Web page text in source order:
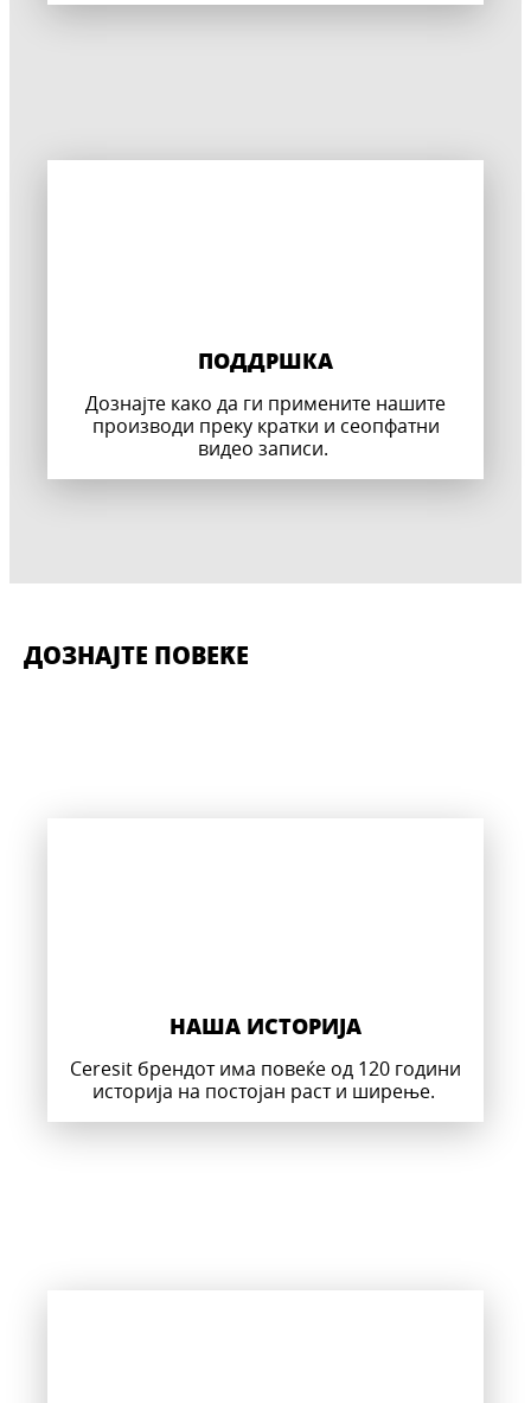
ПОДДРШКА
Дознајте како да ги примените нашите
производи преку кратки и сеопфатни
видео записи.
ДОЗНАЈТЕ ПОВЕḰЕ
НАША ИСТОРИЈА
Ceresit брендот има повеќе од 120 години
историја на постојан раст и ширење.